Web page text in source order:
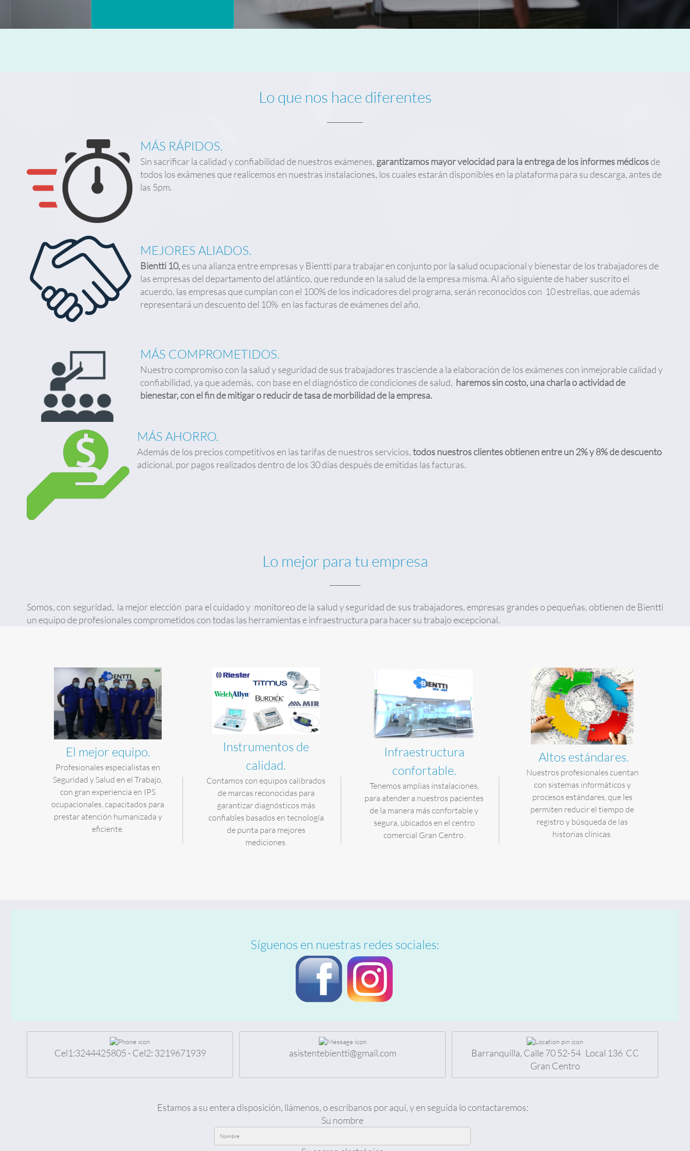
Lo que nos hace diferentes
MÁS RÁPIDOS.
Sin sacrificar la calidad y confiabilidad de nuestros exámenes, garantizamos mayor velocidad para la entrega de los informes médicosde
todos los exámenes que realicemos en nuestras instalaciones, los cuales estarán disponibles en la plataforma para su descarga, antes de
las 5pm.
MEJORES ALIADOS.
Bientti 10,es una alianza entre empresas y Bientti para trabajar en conjunto por la salud ocupacional y bienestar de los trabajadores de
las empresas del departamento del atlántico, que redunde en la salud de la empresa misma.Al año siguiente de haber suscrito el
acuerdo, las empresas que cumplan con el 100% de los indicadores del programa, serán reconocidos con 10 estrellas, que además
representará un descuento del 10% en las facturas de exámenes del año.
MÁS COMPROMETIDOS.
Nuestro compromiso con la salud y seguridad de sus trabajadores trasciende a la elaboración de los exámenes con inmejorable calidad y
confiabilidad, ya que además, con base en el diagnóstico de condiciones de salud, haremos sin costo, una charla o actividad de
bienestar, con el fin de mitigar o reducir de tasa de morbilidad de la empresa.
MÁS AHORRO.
Además de los precios competitivos en las tarifas de nuestros servicios,todos nuestros clientes obtienen entre un 2% y 8% de descuento
adicional, por pagos realizados dentro de los 30 días después de emitidas las facturas.
Lo mejor para tu empresa
Somos, con seguridad, la mejor elección para el cuidado y monitoreo de la salud y seguridad de sus trabajadores, empresas grandes o pequeñas, obtienen de Bientti
un equipo de profesionales comprometidos con todas las herramientas e infraestructura para hacer su trabajo excepcional.
El mejor equipo.
Profesionales especialistas en
Seguridad y Salud en el Trabajo,
con gran experiencia en IPS
ocupacionales, capacitados para
prestar atención humanizada y
eficiente.
Instrumentos de
calidad.
Contamos con equipos calibrados
de marcas reconocidas para
garantizar diagnósticos más
confiables basados en tecnología
de punta para mejores
mediciones.
Infraestructura
confortable.
Tenemos amplias instalaciones,
para atender a nuestros pacientes
de la manera más confortable y
segura, ubicados en el centro
comercial Gran Centro.
Altos estándares.
Nuestros profesionales cuentan
con sistemas informáticos y
procesos estándares, que les
permiten reducir el tiempo de
registro y búsqueda de las
historias clínicas.
Síguenos en nuestras redes sociales:
Cel1:3244425805 - Cel2: 3219671939 asistentebientti@gmail.com
Barranquilla, Calle 70 52-54 Local 136 CC
Gran Centro
Estamos a su entera disposición, llámenos, o escríbanos por aquí, y en seguida lo contactaremos:
Su nombre